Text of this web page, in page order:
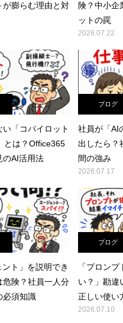
が膨らむ理由と対
険？中小企
ットの罠
2026.07.22
「コパイロット
とは？Office365
のAI活用法
ブログ
社員が「AI
出したら？
間の強み
2026.07.17
ント」を説明でき
危険？社員一人分
必須知識
ブログ
「プロン
い？」勘違
正しい使い
2026.07.10